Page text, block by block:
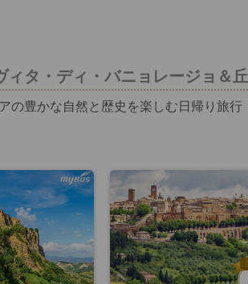
ィタ・ディ・バニョレージョ＆
の豊かな自然と歴史を楽しむ日帰り旅